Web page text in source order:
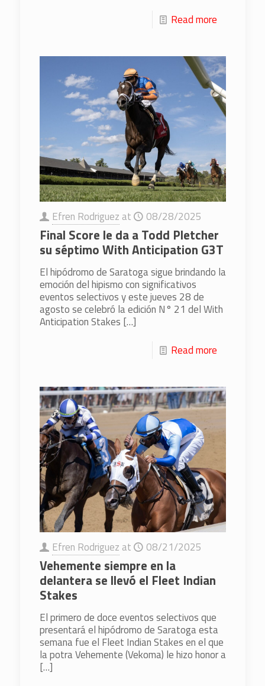
Read more
Efren Rodriguez at 08/28/2025
Final Score le da a Todd Pletcher
su séptimo With Anticipation G3T
El hipódromo de Saratoga sigue brindando la
emoción del hipismo con significativos
eventos selectivos y este jueves 28 de
agosto se celebró la edición N° 21 del With
Anticipation Stakes […]
Read more
Efren Rodriguez at 08/21/2025
Vehemente siempre en la
delantera se llevó el Fleet Indian
Stakes
El primero de doce eventos selectivos que
presentará el hipódromo de Saratoga esta
semana fue el Fleet Indian Stakes en el que
la potra Vehemente (Vekoma) le hizo honor a
[…]